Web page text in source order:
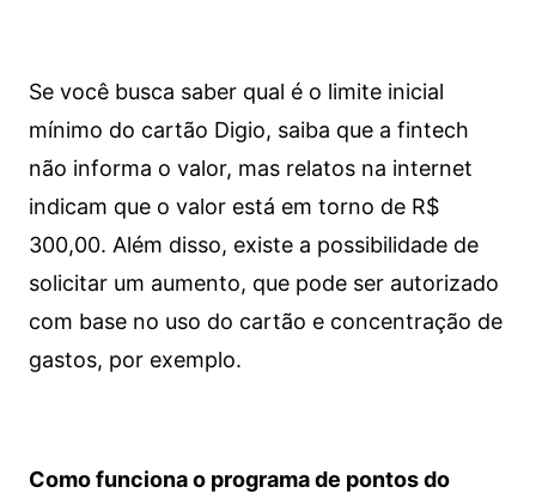
Se você busca saber qual é o limite inicial
mínimo do cartão Digio, saiba que a fintech
não informa o valor, mas relatos na internet
indicam que o valor está em torno de R$
300,00. Além disso, existe a possibilidade de
solicitar um aumento, que pode ser autorizado
com base no uso do cartão e concentração de
gastos, por exemplo.
Como funciona o programa de pontos do